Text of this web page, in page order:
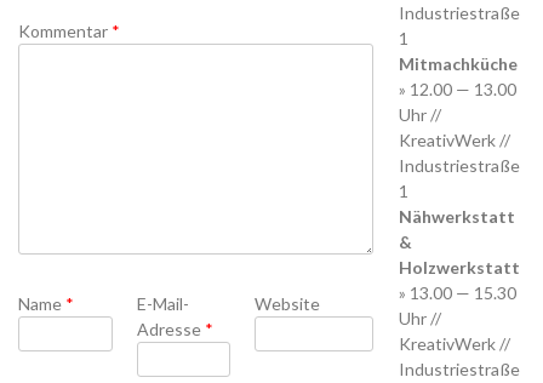
Kommentar *
Name *
E-Mail-
Adresse *
Website
Industriestraße
1
Mitmachküche
» 12.00 — 13.00
Uhr //
KreativWerk //
Industriestraße
1
Nähwerkstatt
&
Holzwerkstatt
» 13.00 — 15.30
Uhr //
KreativWerk //
Industriestraße